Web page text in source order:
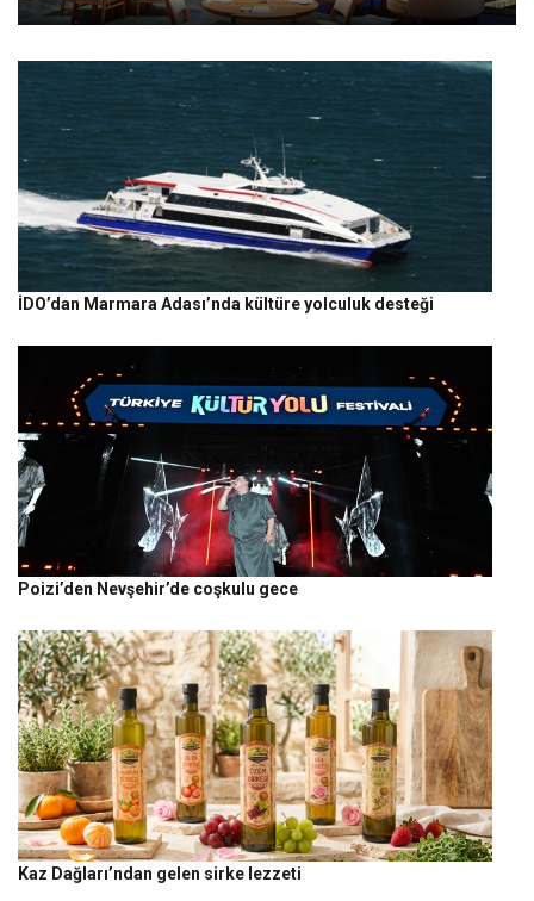
İDO’dan Marmara Adası’nda kültüre yolculuk desteği
Poizi’den Nevşehir’de coşkulu gece
Kaz Dağları’ndan gelen sirke lezzeti